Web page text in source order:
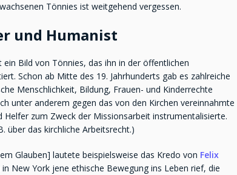
Tönnies ist weitgehend vergessen.
und Humanist
Bild von Tönnies, das ihn in der öffentlichen
Schon ab Mitte des 19. Jahrhunderts gab es zahlreiche
Menschlichkeit, Bildung, Frauen- und Kinderrechte
unter anderem gegen das von den Kirchen vereinnahmte
zum Zweck der Missionsarbeit instrumentalisierte.
über das kirchliche Arbeitsrecht.)
Glauben] lautete beispielsweise das Kredo von Felix
New York jene ethische Bewegung ins Leben rief, die